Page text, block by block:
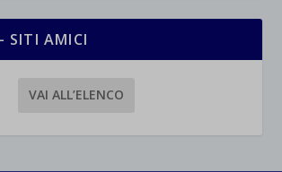
SITI AMICI
VAI ALL’ELENCO